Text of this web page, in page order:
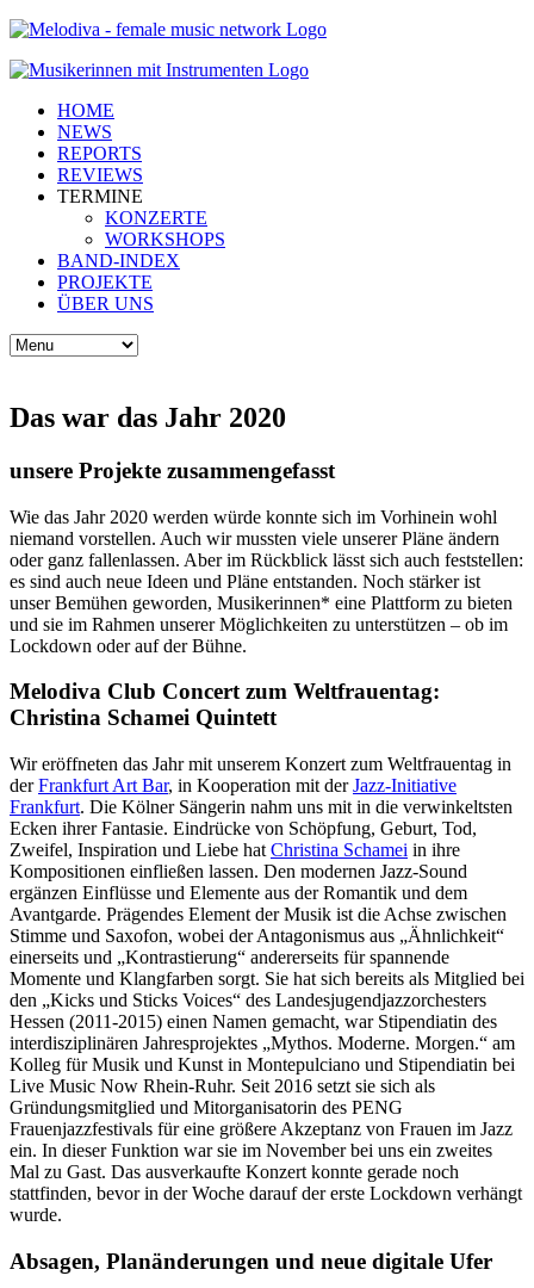
HOME
NEWS
REPORTS
REVIEWS
TERMINE
KONZERTE
WORKSHOPS
BAND-INDEX
PROJEKTE
ÜBER UNS
Das war das Jahr 2020
unsere Projekte zusammengefasst
Wie das Jahr 2020 werden würde konnte sich im Vorhinein wohl
niemand vorstellen. Auch wir mussten viele unserer Pläne ändern
oder ganz fallenlassen. Aber im Rückblick lässt sich auch feststellen:
es sind auch neue Ideen und Pläne entstanden. Noch stärker ist
unser Bemühen geworden, Musikerinnen* eine Plattform zu bieten
und sie im Rahmen unserer Möglichkeiten zu unterstützen – ob im
Lockdown oder auf der Bühne.
Melodiva Club Concert zum Weltfrauentag:
Christina Schamei Quintett
Wir eröffneten das Jahr mit unserem Konzert zum Weltfrauentag in
derFrankfurt Art Bar, in Kooperation mit derJazz-Initiative
Frankfurt. Die Kölner Sängerin nahm uns mit in die verwinkeltsten
Ecken ihrer Fantasie. Eindrücke von Schöpfung, Geburt, Tod,
Zweifel, Inspiration und Liebe hat Christina Schamei in ihre
Kompositionen einfließen lassen. Den modernen Jazz-Sound
ergänzen Einflüsse und Elemente aus der Romantik und dem
Avantgarde. Prägendes Element der Musik ist die Achse zwischen
Stimme und Saxofon, wobei der Antagonismus aus „Ähnlichkeit“
einerseits und „Kontrastierung“ andererseits für spannende
Momente und Klangfarben sorgt. Sie hat sich bereits als Mitglied bei
den „Kicks und Sticks Voices“ des Landesjugendjazzorchesters
Hessen (2011-2015) einen Namen gemacht, war Stipendiatin des
interdisziplinären Jahresprojektes „Mythos. Moderne. Morgen.“ am
Kolleg für Musik und Kunst in Montepulciano und Stipendiatin bei
Live Music Now Rhein-Ruhr. Seit 2016 setzt sie sich als
Gründungsmitglied und Mitorganisatorin des PENG
Frauenjazzfestivals für eine größere Akzeptanz von Frauen im Jazz
ein. In dieser Funktion war sie im November bei uns ein zweites
Mal zu Gast. Das ausverkaufte Konzert konnte gerade noch
stattfinden, bevor in der Woche darauf der erste Lockdown verhängt
wurde.
Absagen, Planänderungen und neue digitale Ufer